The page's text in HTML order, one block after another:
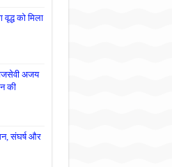
को मिला
अजय
की
संघर्ष और